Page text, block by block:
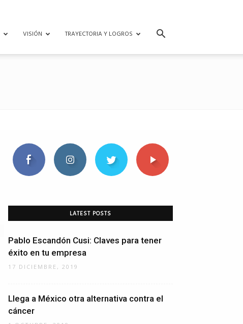
VISIÓN TRAYECTORIA Y LOGROS
LATEST POSTS
Pablo Escandón Cusi: Claves para tener
éxito en tu empresa
17 DICIEMBRE, 2019
Llega a México otra alternativa contra el
cáncer